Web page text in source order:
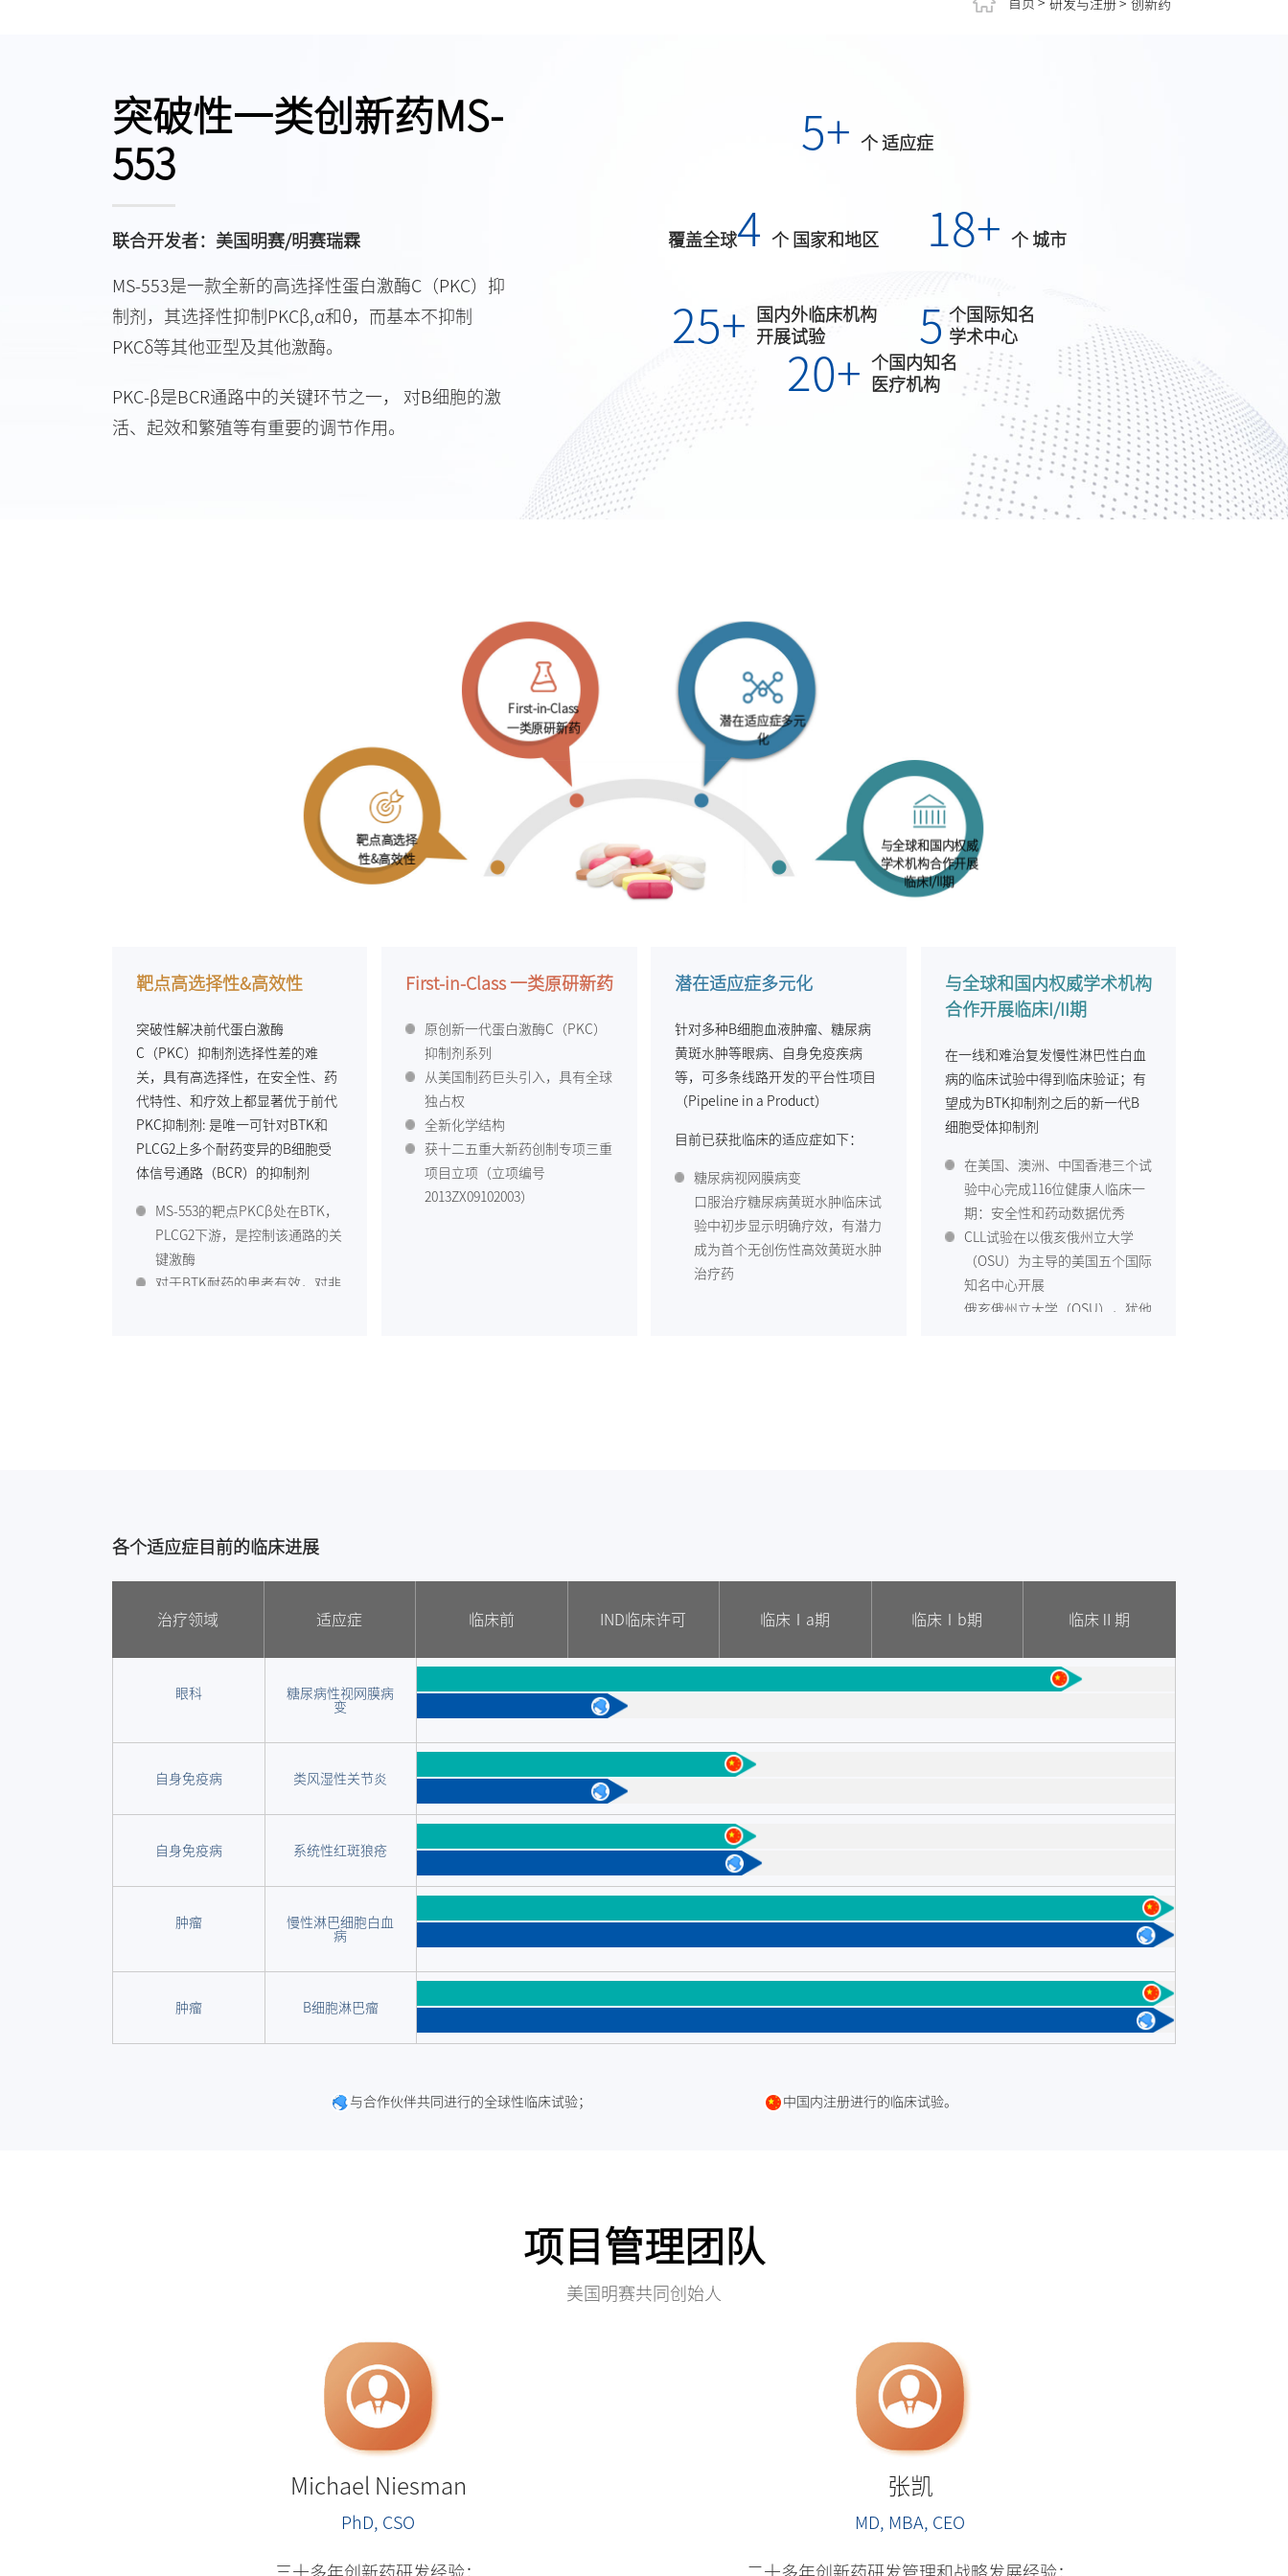
首页 > 研发与注册 > 创新药
突破性一类创新药MS-
553
联合开发者：美国明赛/明赛瑞霖
MS-553是一款全新的高选择性蛋白激酶C（PKC）抑
制剂，其选择性抑制PKCβ,α和θ，而基本不抑制
PKCδ等其他亚型及其他激酶。
PKC-β是BCR通路中的关键环节之一， 对B细胞的激
活、起效和繁殖等有重要的调节作用。
5+ 个 适应症
覆盖全球4 个 国家和地区 18+ 个 城市
25+
国内外临床机构
开展试验
5 个国际知名
学术中心
20+
个国内知名
医疗机构
靶点高选择
性&高效性
First-in-Class
一类原研新药
潜在适应症多元
化
与全球和国内权威
学术机构合作开展
临床I/II期
靶点高选择性&高效性
突破性解决前代蛋白激酶
C（PKC）抑制剂选择性差的难
关，具有高选择性，在安全性、药
代特性、和疗效上都显著优于前代
PKC抑制剂: 是唯一可针对BTK和
PLCG2上多个耐药变异的B细胞受
体信号通路（BCR）的抑制剂
MS-553的靶点PKCβ处在BTK，
PLCG2下游，是控制该通路的关
键激酶
对于BTK耐药的患者有效，对非
First-in-Class 一类原研新药
原创新一代蛋白激酶C（PKC）
抑制剂系列
从美国制药巨头引入，具有全球
独占权
全新化学结构
获十二五重大新药创制专项三重
项目立项（立项编号
2013ZX09102003）
潜在适应症多元化
针对多种B细胞血液肿瘤、糖尿病
黄斑水肿等眼病、自身免疫疾病
等，可多条线路开发的平台性项目
（Pipeline in a Product）
目前已获批临床的适应症如下：
糖尿病视网膜病变
口服治疗糖尿病黄斑水肿临床试
验中初步显示明确疗效，有潜力
成为首个无创伤性高效黄斑水肿
治疗药
与全球和国内权威学术机构
合作开展临床I/II期
在一线和难治复发慢性淋巴性白血
病的临床试验中得到临床验证；有
望成为BTK抑制剂之后的新一代B
细胞受体抑制剂
在美国、澳洲、中国香港三个试
验中心完成116位健康人临床一
期：安全性和药动数据优秀
CLL试验在以俄亥俄州立大学
（OSU）为主导的美国五个国际
知名中心开展
俄亥俄州立大学（OSU），犹他
各个适应症目前的临床进展
治疗领域 适应症 临床前 IND临床许可 临床Ⅰa期 临床Ⅰb期 临床Ⅱ期
眼科
糖尿病性视网膜病
变
自身免疫病 类风湿性关节炎
自身免疫病 系统性红斑狼疮
肿瘤
慢性淋巴细胞白血
病
肿瘤 B细胞淋巴瘤
与合作伙伴共同进行的全球性临床试验； 中国内注册进行的临床试验。
项目管理团队
美国明赛共同创始人
Michael Niesman
PhD, CSO
张凯
MD, MBA, CEO